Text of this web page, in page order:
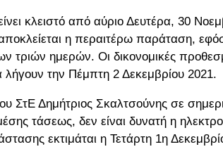
κλειστό από αύριο Δευτέρα, 30
η περαιτέρω παράταση,
τριών ημερών. Οι δικονομικές
λήγουν την Πέμπτη 2 Δεκεμβρίου 2021.
ΣτΕ Δημήτριος Σκαλτσούνης σε
τάσεως, δεν είναι δυνατή η
εκτιμάται η Τετάρτη 1η